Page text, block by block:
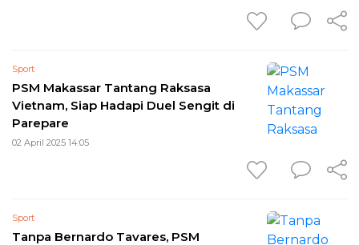
Sport
PSM Makassar Tantang Raksasa
Vietnam, Siap Hadapi Duel Sengit di
Parepare
02 April 2025 14:05
Sport
Tanpa Bernardo Tavares, PSM